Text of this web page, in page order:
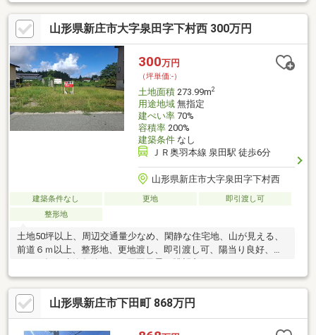
山形県新庄市大字泉田字下村西 300万円
300万円
（坪単価:-）
土地面積273.99m2
用途地域無指定
建ぺい率70%
容積率200%
建築条件なし
ＪＲ奥羽本線 泉田駅 徒歩6分
山形県新庄市大字泉田字下村西
建築条件なし 更地
即引渡し可
整形地
土地50坪以上、周辺交通量少なめ、閑静な住宅地、山が見える、
前道６ｍ以上、整形地、更地渡し、即引渡し可、陽当り良好、駅
山形県新庄市下田町 868万円